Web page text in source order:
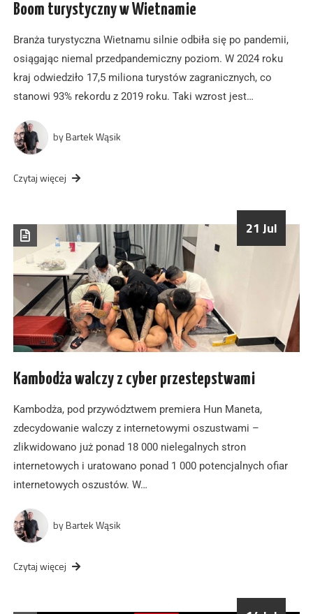
Boom turystyczny w Wietnamie
Branża turystyczna Wietnamu silnie odbiła się po pandemii,
osiągając niemal przedpandemiczny poziom. W 2024 roku
kraj odwiedziło 17,5 miliona turystów zagranicznych, co
stanowi 93% rekordu z 2019 roku. Taki wzrost jest…
byBartek Wąsik
Czytaj więcej
21 Jul
Kambodża walczy z cyber przestepstwami
Kambodża, pod przywództwem premiera Hun Maneta,
zdecydowanie walczy z internetowymi oszustwami –
zlikwidowano już ponad 18 000 nielegalnych stron
internetowych i uratowano ponad 1 000 potencjalnych ofiar
internetowych oszustów. W…
byBartek Wąsik
Czytaj więcej